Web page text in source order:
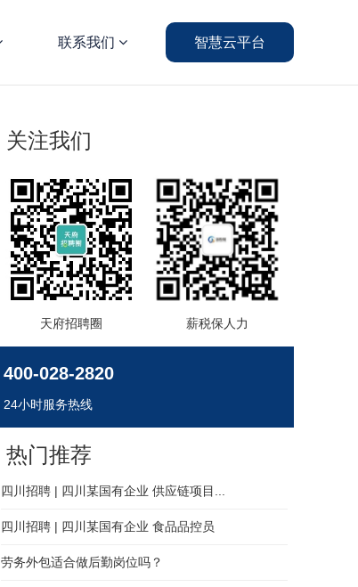
联系我们 智慧云平台
关注我们
400-028-2820
24小时服务热线
四川招聘 | 四川某国有企业 供应链项目...
四川招聘 | 四川某国有企业 食品品控员
劳务外包适合做后勤岗位吗？
热门推荐
天府招聘圈 薪税保人力